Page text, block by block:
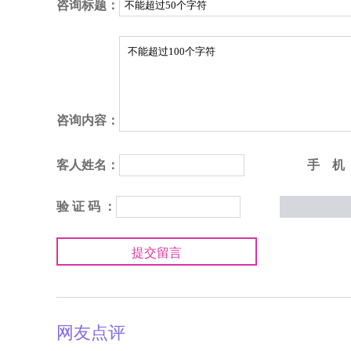
咨询标题：
咨询内容：
客人姓名： 手 机
验 证 码 ：
提交留言
网友点评